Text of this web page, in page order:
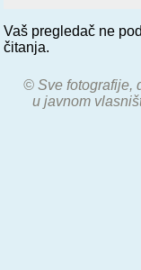
Vaš pregledač ne
čitanja.
© Sve fotografije,
u javnom